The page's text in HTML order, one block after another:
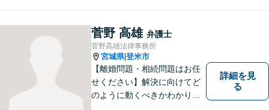
菅野 高雄 弁護士
菅野高雄法律事務所
宮城県|登米市
【離婚問題・相続問題はお任
せください】解決に向けてど
のように動くべきかわかりや
詳細を見
る